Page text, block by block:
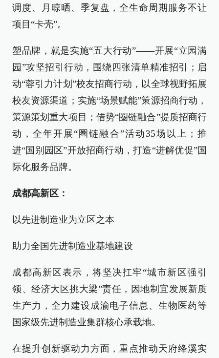
调度、月晾晒、季复盘，全生命周期服务不让
项目“卡壳”。
塑品牌，就是实施“五大行动”——开展“立园满
园”攻坚招引行动，围绕四张清单精准招引；启
动“蓉引力计划”校友招商行动，以全球视野拓展
校友资源渠道；实施“场景赋能”策源招商行动，
策源策划重大项目；借势“圈链融合”提质招商行
动，全年开展“圈链融合”活动35场以上；推
进“国别园区”开放招商行动，打造“进解优促”国
际化服务品牌。
成都高新区：
以先进制造业为立区之本
助力全国先进制造业基地建设
成都高新区表示，将坚决扛牢“城市新区强引
领、经济大区挑大梁”责任，因地制宜发展新质
生产力，全力建设成渝电子信息、生物医药等
国家级先进制造业集群核心承载地。
在提升创新驱动力方面，重点推动天府绛溪实